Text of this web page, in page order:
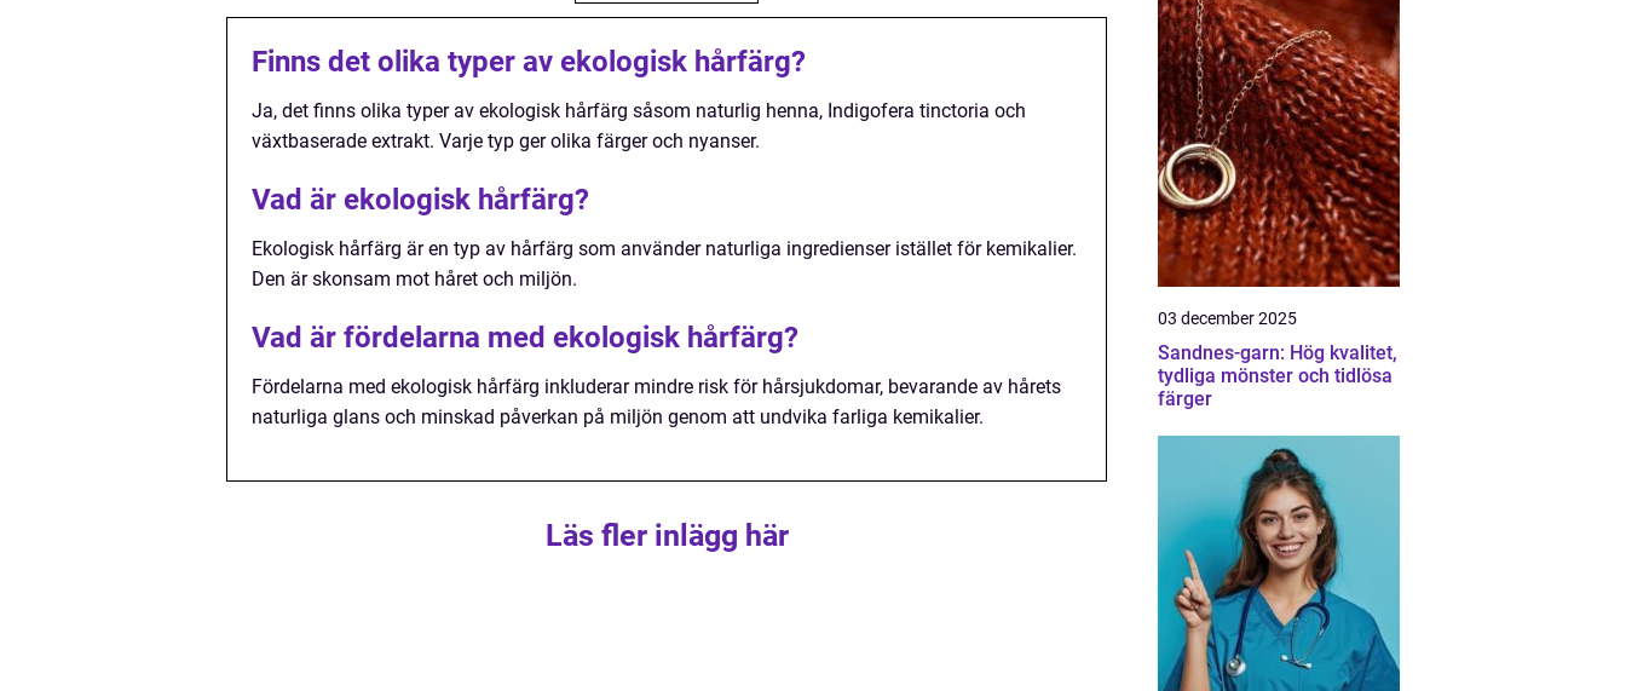
Finns det olika typer av ekologisk hårfärg?
Ja, det finns olika typer av ekologisk hårfärg såsom naturlig henna, Indigofera tinctoria och
växtbaserade extrakt. Varje typ ger olika färger och nyanser.
Vad är ekologisk hårfärg?
Ekologisk hårfärg är en typ av hårfärg som använder naturliga ingredienser istället för kemikalier.
Den är skonsam mot håret och miljön.
Vad är fördelarna med ekologisk hårfärg?
Fördelarna med ekologisk hårfärg inkluderar mindre risk för hårsjukdomar, bevarande av hårets
naturliga glans och minskad påverkan på miljön genom att undvika farliga kemikalier.
Läs fler inlägg här
03 december 2025
Sandnes-garn: Hög kvalitet,
tydliga mönster och tidlösa
färger